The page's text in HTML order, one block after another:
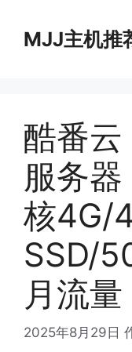
MJJ主机推
酷番
服务
核4G/
SSD/
月流量
2025年8月29日